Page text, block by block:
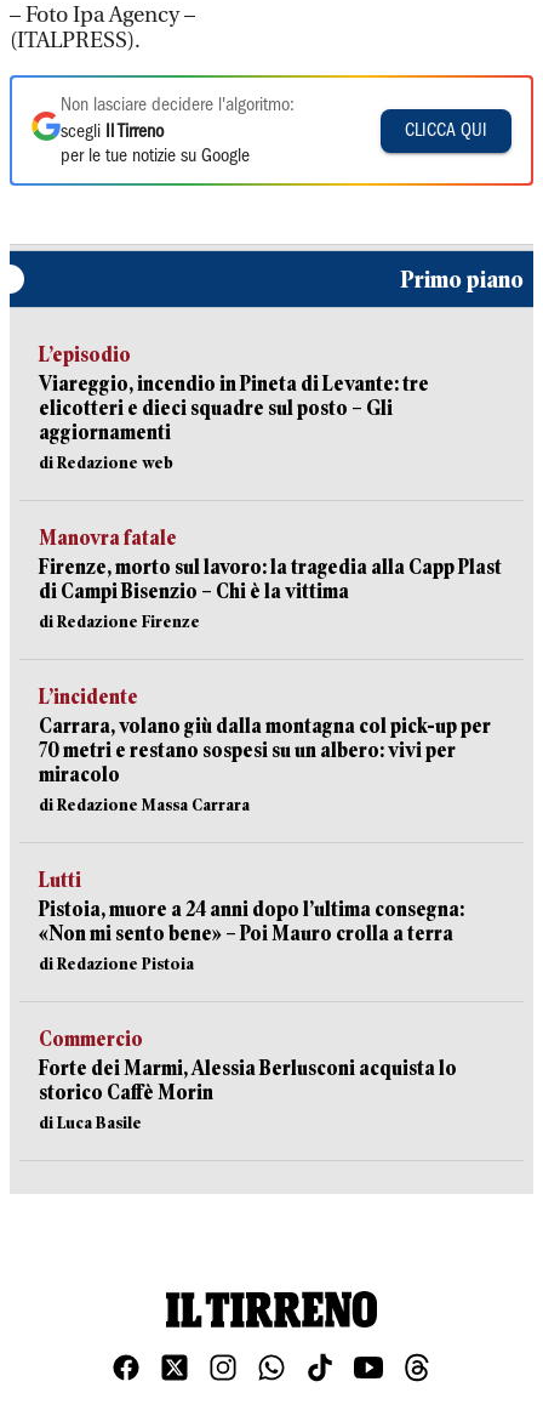
– Foto Ipa Agency –
(ITALPRESS).
Non lasciare decidere l'algoritmo:
scegli
Il Tirreno
per le tue notizie su Google
CLICCA QUI
Primo piano
L’episodio
Viareggio, incendio in Pineta di Levante: tre
elicotteri e dieci squadre sul posto – Gli
aggiornamenti
di Redazione web
Manovra fatale
Firenze, morto sul lavoro: la tragedia alla Capp Plast
di Campi Bisenzio – Chi è la vittima
di Redazione Firenze
L’incidente
Carrara, volano giù dalla montagna col pick-up per
70 metri e restano sospesi su un albero: vivi per
miracolo
di Redazione Massa Carrara
Lutti
Pistoia, muore a 24 anni dopo l’ultima consegna:
«Non mi sento bene» – Poi Mauro crolla a terra
di Redazione Pistoia
Commercio
Forte dei Marmi, Alessia Berlusconi acquista lo
storico Caffè Morin
di Luca Basile